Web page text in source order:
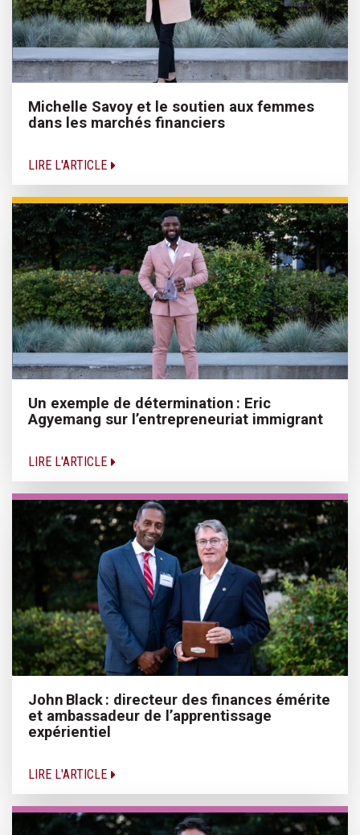
Michelle Savoy et le soutien aux femmes
dans les marchés financiers
LIRE L'ARTICLE
Un exemple de détermination : Eric
Agyemang sur l’entrepreneuriat immigrant
LIRE L'ARTICLE
John Black : directeur des finances émérite
et ambassadeur de l’apprentissage
expérientiel
LIRE L'ARTICLE